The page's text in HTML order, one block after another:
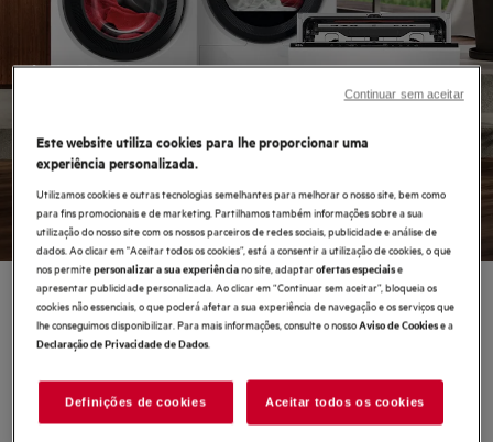
Até -58 %!
Ver ofertas
Comprar por categoria
Saldos de Verão Cozinhar Frio
Este website utiliza cookies para lhe proporcionar uma
experiência personalizada.
Utilizamos cookies e outras tecnologias semelhantes para melhorar o nosso site, bem como
para fins promocionais e de marketing. Partilhamos também informações sobre a sua
utilização do nosso site com os nossos parceiros de redes sociais, publicidade e análise de
dados. Ao clicar em "Aceitar todos os cookies”, está a consentir a utilização de cookies, o que
nos permitepersonalizar a sua experiênciano site, adaptarofertas especiaise
apresentar publicidade personalizada. Ao clicar em “Continuar sem aceitar”, bloqueia os
cookies não essenciais, o que poderá afetar a sua experiência de navegação e os serviços que
lhe conseguimos disponibilizar. Para mais informações, consulte o nossoAviso de Cookiese a
Declaração de Privacidade de Dados.
Definições de cookies Aceitar todos os cookies
Continuar sem aceitar